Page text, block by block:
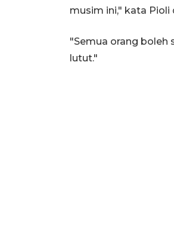
musim ini," kata
"Semua orang boleh
lutut."